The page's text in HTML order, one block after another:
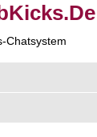
Chatsystem